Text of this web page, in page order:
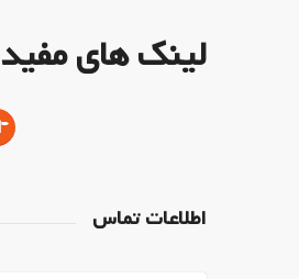
لینک های مفید
اطلاعات تماس